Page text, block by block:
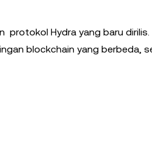
protokol Hydra yang baru dirilis.
blockchain yang berbeda,